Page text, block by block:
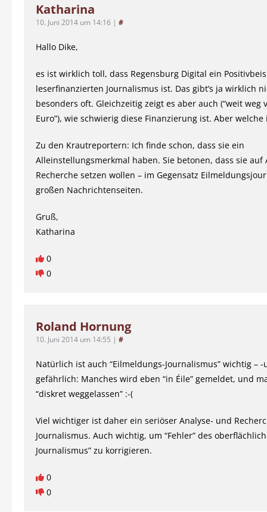
Katharina
10. Juni 2014 um 14:16 | #
Hallo Dike,
es ist wirklich toll, dass Regensburg Digital ein
leserfinanzierten Journalismus ist. Das gibt’s ja wirklich
besonders oft. Gleichzeitig zeigt es aber auch (“weit weg
Euro”), wie schwierig diese Finanzierung ist. Aber welche
Zu den Krautreportern: Ich finde schon, dass sie ein
Alleinstellungsmerkmal haben. Sie betonen, dass sie auf
Recherche setzen wollen – im Gegensatz
großen Nachrichtenseiten.
Gruß,
Katharina
0
0
Roland Hornung
10. Juni 2014 um 14:55 | #
Natürlich ist auch “Eilmeldungs-Journalismus” wichtig – -
gefährlich: Manches wird eben “in Éile” gemeldet, und
“diskret weggelassen” :-(
Viel wichtiger ist daher ein seriöser Analyse- und
Journalismus. Auch wichtig, um “Fehler” des
Journalismus” zu korrigieren.
0
0